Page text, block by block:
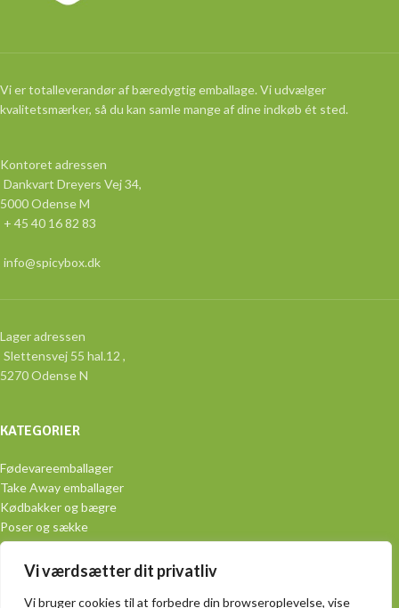
Vi værdsætter dit privatliv
Vi bruger cookies til at forbedre din browseroplevelse, vise
Vi er totalleverandør af bæredygtig emballage. Vi udvælger
kvalitetsmærker, så du kan samle mange af dine indkøb ét sted.
Kontoret adressen
Dankvart Dreyers Vej 34,
5000 Odense M
+ 45 40 16 82 83
info@spicybox.dk
Lager adressen
Slettensvej 55 hal.12 ,
5270 Odense N
KATEGORIER
Fødevareemballager
Take Away emballager
Kødbakker og bægre
Poser og sække
Aluminiumsemballage
Engangsservice
PRAKTISK